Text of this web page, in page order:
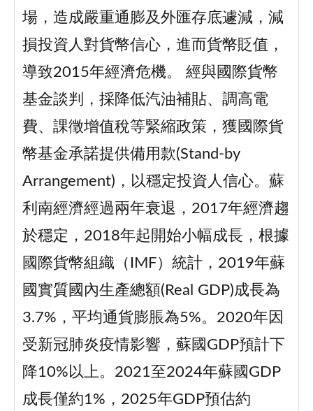
場，造成嚴重通膨及外匯存底遽減，減
損投資人對貨幣信心，進而貨幣貶值，
導致2015年經濟危機。 經與國際貨幣
基金談判，採降低汽油補貼、調高電
費、課徵增值稅等緊縮政策，獲國際貨
幣基金承諾提供備用款(Stand-by
Arrangement)，以穩定投資人信心。蘇
利南經濟經過兩年衰退，2017年經濟趨
於穩定，2018年起開始小幅成長，根據
國際貨幣組織（IMF）統計，2019年蘇
國實質國內生產總額(Real GDP)成長為
3.7%，平均通貨膨脹為5%。2020年因
受新冠肺炎疫情影響，蘇國GDP預計下
降10%以上。2021至2024年蘇國GDP
成長僅約1%，2025年GDP預估約